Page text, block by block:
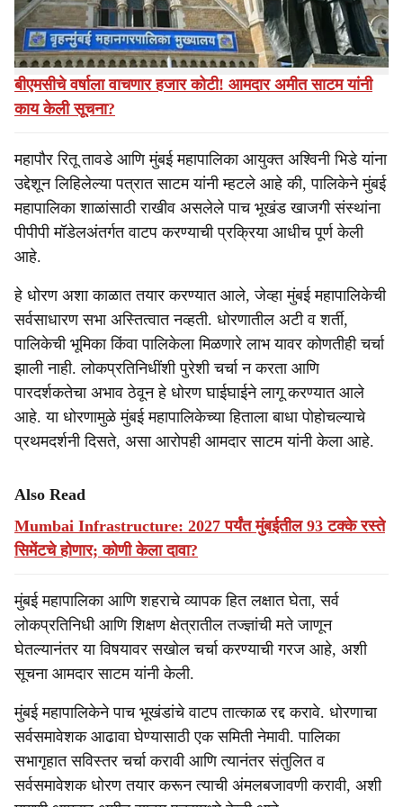
Also Read
बीएमसीचे वर्षाला वाचणार हजार कोटी! आमदार अमीत साटम यांनी
काय केली सूचना?
महापौर रितू तावडे आणि मुंबई महापालिका आयुक्त अश्विनी भिडे यांना
उद्देशून लिहिलेल्या पत्रात साटम यांनी म्हटले आहे की, पालिकेने मुंबई
महापालिका शाळांसाठी राखीव असलेले पाच भूखंड खाजगी संस्थांना
पीपीपी मॉडेलअंतर्गत वाटप करण्याची प्रक्रिया आधीच पूर्ण केली
आहे.
हे धोरण अशा काळात तयार करण्यात आले, जेव्हा मुंबई महापालिकेची
सर्वसाधारण सभा अस्तित्वात नव्हती. धोरणातील अटी व शर्ती,
पालिकेची भूमिका किंवा पालिकेला मिळणारे लाभ यावर कोणतीही चर्चा
झाली नाही. लोकप्रतिनिधींशी पुरेशी चर्चा न करता आणि
पारदर्शकतेचा अभाव ठेवून हे धोरण घाईघाईने लागू करण्यात आले
आहे. या धोरणामुळे मुंबई महापालिकेच्या हिताला बाधा पोहोचल्याचे
प्रथमदर्शनी दिसते, असा आरोपही आमदार साटम यांनी केला आहे.
Also Read
Mumbai Infrastructure: 2027 पर्यंत मुंबईतील 93 टक्के रस्ते
सिमेंटचे होणार; कोणी केला दावा?
मुंबई महापालिका आणि शहराचे व्यापक हित लक्षात घेता, सर्व
लोकप्रतिनिधी आणि शिक्षण क्षेत्रातील तज्ज्ञांची मते जाणून
घेतल्यानंतर या विषयावर सखोल चर्चा करण्याची गरज आहे, अशी
सूचना आमदार साटम यांनी केली.
मुंबई महापालिकेने पाच भूखंडांचे वाटप तात्काळ रद्द करावे. धोरणाचा
सर्वसमावेशक आढावा घेण्यासाठी एक समिती नेमावी. पालिका
सभागृहात सविस्तर चर्चा करावी आणि त्यानंतर संतुलित व
सर्वसमावेशक धोरण तयार करून त्याची अंमलबजावणी करावी, अशी